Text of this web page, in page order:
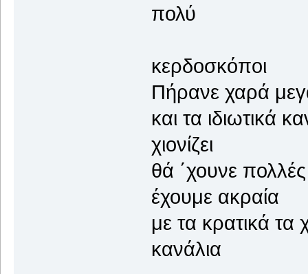
πολύ
κερδοσκόποι
Πήρανε χαρά
και τα
χιονίζει
θά ΄χουνε
έχουμε ακραία
με τα
κανάλια